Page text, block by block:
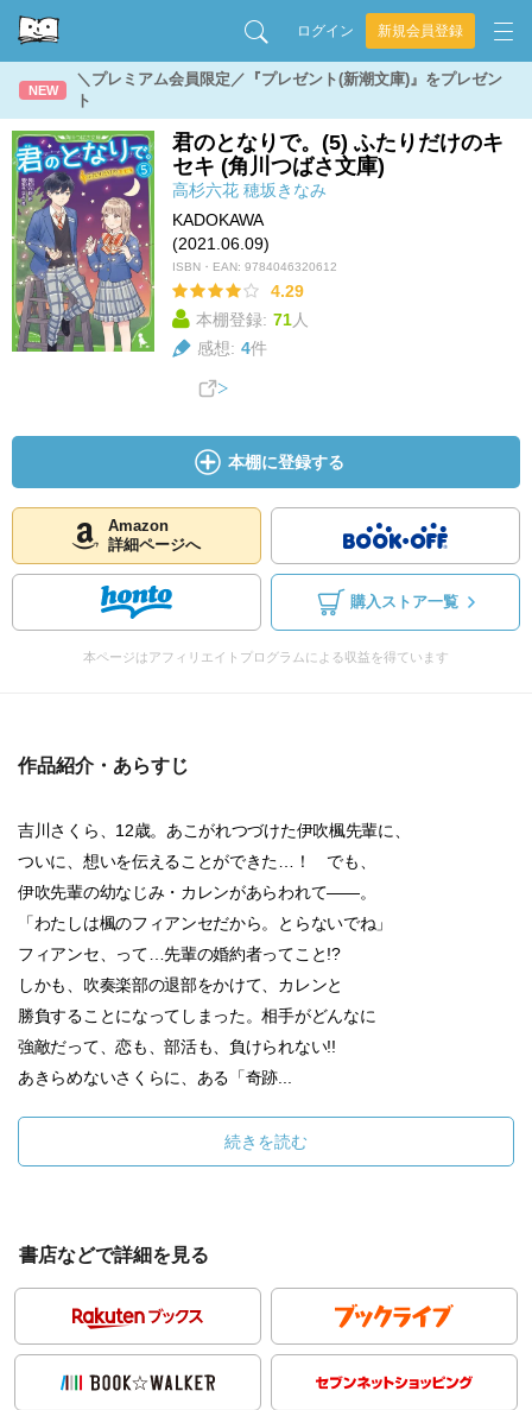
ログイン 新規会員登録
NEW
＼プレミアム会員限定／『プレゼント(新潮文庫)』をプレゼン
ト
君のとなりで。(5) ふたりだけのキ
セキ (角川つばさ文庫)
高杉六花 穂坂きなみ
KADOKAWA
(2021.06.09)
ISBN・EAN: 9784046320612
4.29
本棚登録: 71人
感想: 4件
本棚に登録する
Amazon
詳細ページへ
購入ストア一覧
本ページはアフィリエイトプログラムによる収益を得ています
作品紹介・あらすじ
吉川さくら、12歳。あこがれつづけた伊吹楓先輩に、
ついに、想いを伝えることができた…！ でも、
伊吹先輩の幼なじみ・カレンがあらわれて――。
「わたしは楓のフィアンセだから。とらないでね」
フィアンセ、って…先輩の婚約者ってこと!?
しかも、吹奏楽部の退部をかけて、カレンと
勝負することになってしまった。相手がどんなに
強敵だって、恋も、部活も、負けられない!!
あきらめないさくらに、ある「奇跡...
続きを読む
書店などで詳細を見る